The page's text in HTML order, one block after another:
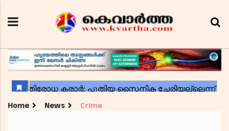
Home News Crime